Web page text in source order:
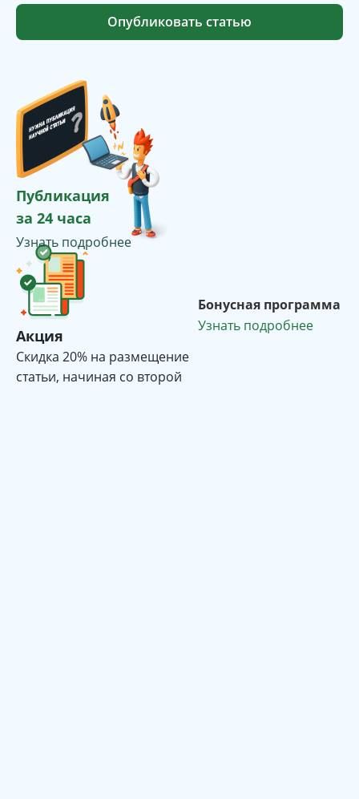
Опубликовать статью
Публикация
за 24 часа
Узнать подробнее
Акция
Cкидка 20% на размещение
статьи, начиная со второй
Бонусная программа
Узнать подробнее